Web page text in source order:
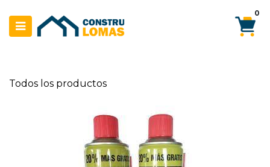
0
Todos los productos